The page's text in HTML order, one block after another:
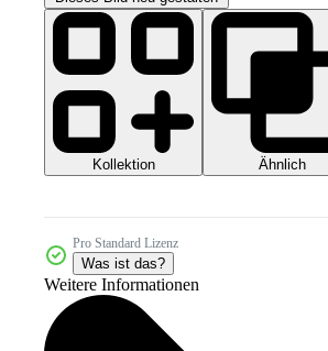
Kollektion Ähnlich
Pro Standard Lizenz
Was ist das?
Weitere Informationen